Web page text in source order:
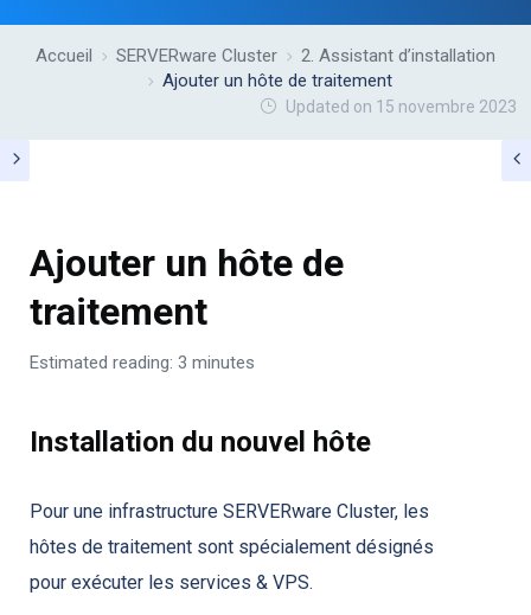
Accueil SERVERware Cluster
2. Assistant d’installation
Ajouter un hôte de traitement
Updated on 15 novembre 2023
Ajouter un hôte de
traitement
Estimated reading: 3 minutes
Installation du nouvel hôte
Pour une infrastructure SERVERware Cluster, les
hôtes de traitement sont spécialement désignés
pour exécuter les services & VPS.